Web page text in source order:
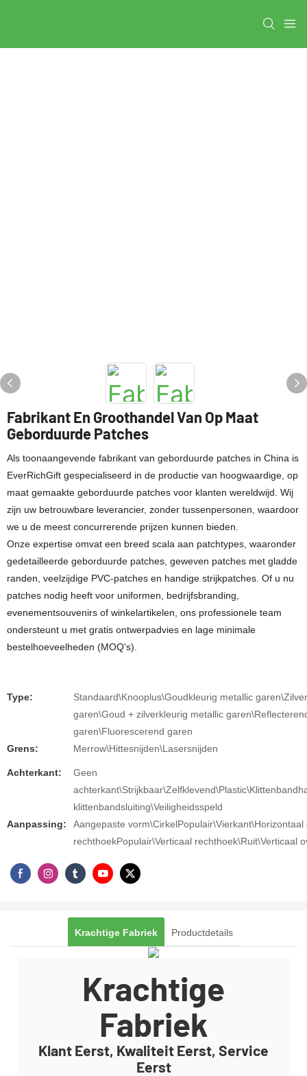
Fabrikant En Groothandel Van Op Maat
Geborduurde Patches
Als toonaangevende fabrikant van geborduurde patches in China is
EverRichGift gespecialiseerd in de productie van hoogwaardige, op
maat gemaakte geborduurde patches voor klanten wereldwijd. Wij
zijn uw betrouwbare leverancier, zonder tussenpersonen, waardoor
we u de meest concurrerende prijzen kunnen bieden.
Onze expertise omvat een breed scala aan patchtypes, waaronder
gedetailleerde geborduurde patches, geweven patches met gladde
randen, veelzijdige PVC-patches en handige strijkpatches. Of u nu
patches nodig heeft voor uniformen, bedrijfsbranding,
evenementsouvenirs of winkelartikelen, ons professionele team
ondersteunt u met gratis ontwerpadvies en lage minimale
bestelhoeveelheden (MOQ's).
Type:
Standaard\Knooplus\Goudkleurig metallic
garen\Goud + zilverkleurig metallic
garen\Fluorescerend garen
Grens:
Merrow\Hittesnijden\Lasersnijden
Achterkant:
Geen
klittenbandsluiting\Veiligheidsspeld
Aanpassing:
Aangepaste
rechthoekPopulair\Verticaal rechthoek\Ruit\Verticaal
Krachtige Fabriek Productdetails
Krachtige
Fabriek
Klant Eerst, Kwaliteit Eerst, Service
Eerst